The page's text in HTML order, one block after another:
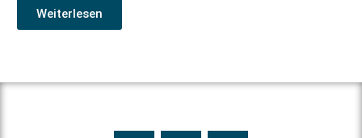
Weiterlesen